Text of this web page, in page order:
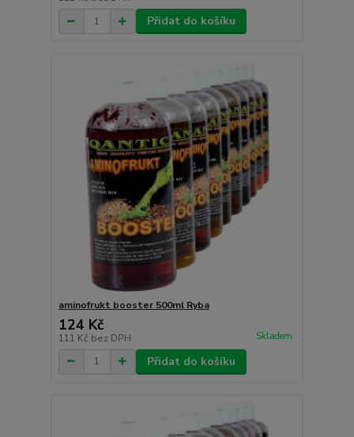
Přidat do košíku
aminofrukt booster 500ml Ryba
124 Kč
111 Kč bez DPH Skladem
Přidat do košíku